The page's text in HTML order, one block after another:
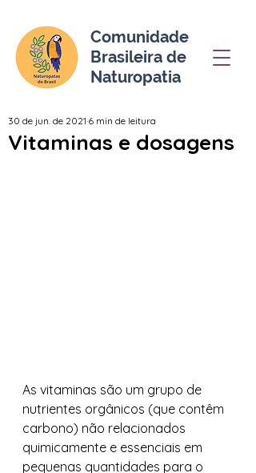
Comunidade
Brasileira de
Naturopatia
Vitaminas e dosagens
30 de jun. de 2021 6 min de leitura
As vitaminas são um grupo de
nutrientes orgânicos (que contêm
carbono) não relacionados
quimicamente e essenciais em
pequenas quantidades para o